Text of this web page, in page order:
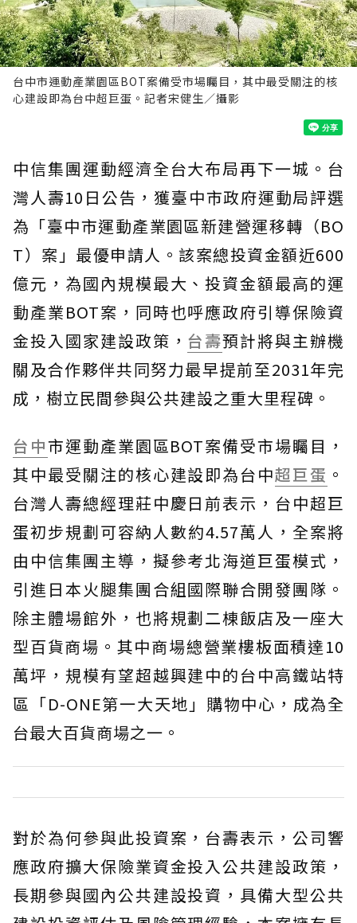
台中市運動產業園區BOT案備受市場矚目，其中最受關注的核
心建設即為台中超巨蛋。記者宋健生／攝影
中信集團運動經濟全台大布局再下一城。台
灣人壽10日公告，獲臺中市政府運動局評選
為「臺中市運動產業園區新建營運移轉（BO
T）案」最優申請人。該案總投資金額近600
億元，為國內規模最大、投資金額最高的運
動產業BOT案，同時也呼應政府引導保險資
金投入國家建設政策， 台壽預計將與主辦機
關及合作夥伴共同努力最早提前至2031年完
成，樹立民間參與公共建設之重大里程碑。
台中市運動產業園區BOT案備受市場矚目，
其中最受關注的核心建設即為台中超巨蛋 。
台灣人壽總經理莊中慶日前表示，台中超巨
蛋初步規劃可容納人數約4.57萬人，全案將
由中信集團主導，擬參考北海道巨蛋模式，
引進日本火腿集團合組國際聯合開發團隊。
除主體場館外，也將規劃二棟飯店及一座大
型百貨商場。其中商場總營業樓板面積達10
萬坪，規模有望超越興建中的台中高鐵站特
區「D-ONE第一大天地」購物中心，成為全
台最大百貨商場之一。
對於為何參與此投資案，台壽表示，公司響
應政府擴大保險業資金投入公共建設政策，
長期參與國內公共建設投資，具備大型公共